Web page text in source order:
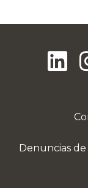
Denuncias de